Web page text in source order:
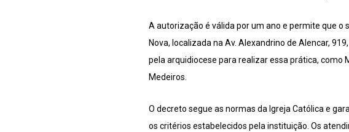
A autorização é válida por um ano e permite que
Nova, localizada na Av. Alexandrino de Alencar,
pela arquidiocese para realizar essa prática, como
Medeiros.
O decreto segue as normas da Igreja Católica e
os critérios estabelecidos pela instituição. Os